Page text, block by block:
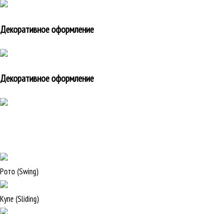
Декоративное оформление
Декоративное оформление
Рото (Swing)
Купе (Sliding)